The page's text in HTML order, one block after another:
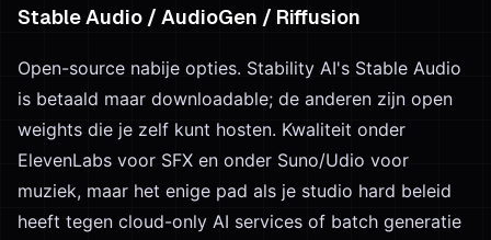
Stable Audio / AudioGen / Riffusion
Open-source nabije opties. Stability AI's Stable Audio
is betaald maar downloadable; de anderen zijn open
weights die je zelf kunt hosten. Kwaliteit onder
ElevenLabs voor SFX en onder Suno/Udio voor
muziek, maar het enige pad als je studio hard beleid
heeft tegen cloud-only AI services of batch generatie